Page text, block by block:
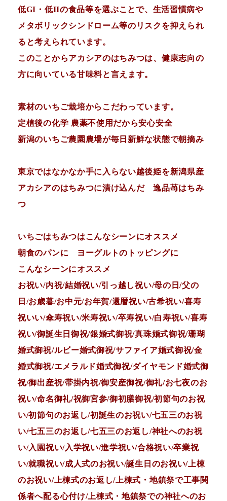
低GI・低IIの食品等を選ぶことで、生活習慣病や
メタボリックシンドローム等のリスクを抑えられ
ると考えられています。
このことからアカシアのはちみつは、健康志向の
方に向いている甘味料と言えます。
素材のいちご栽培からこだわっています。
定植後の化学 農薬不使用だから安心安全
新潟のいちご農園農場が毎日新鮮な状態で朝摘み
東京ではなかなか手に入らない越後姫を新潟県産
アカシアのはちみつに漬け込んだ 逸品苺はちみ
つ
いちごはちみつはこんなシーンにオススメ
朝食のパンに ヨーグルトのトッピングに
こんなシーンにオススメ
お祝い/内祝/結婚祝い/引っ越し祝い/母の日/父の
日/お歳暮/お中元/お年賀/還暦祝い/古希祝い/喜寿
祝いい/傘寿祝い/米寿祝い/卒寿祝い/白寿祝い/喜寿
祝い/御誕生日御祝/銀婚式御祝/真珠婚式御祝/珊瑚
婚式御祝/ルビー婚式御祝/サファイア婚式御祝/金
婚式御祝/エメラルド婚式御祝/ダイヤモンド婚式御
祝/御出産祝/帯掛内祝/御安産御祝/御礼/お七夜のお
祝い/命名御礼/祝御宮参/御初膳御祝/初節句のお祝
い/初節句のお返し/初誕生のお祝い/七五三のお祝
い/七五三のお返し/七五三のお返し/神社へのお祝
い/入園祝い/入学祝い/進学祝い/合格祝い/卒業祝
い/就職祝い/成人式のお祝い/誕生日のお祝い/上棟
のお祝い/上棟式のお返し/上棟式・地鎮祭で工事関
係者へ配る心付け/上棟式・地鎮祭での神社へのお